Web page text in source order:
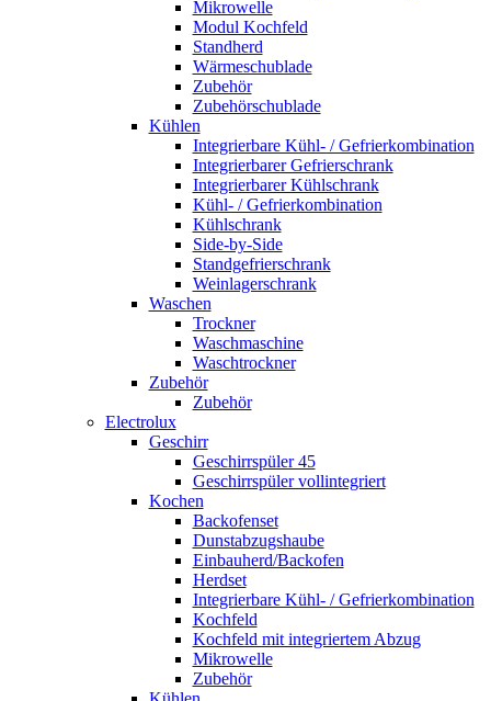
Mikrowelle
Modul Kochfeld
Standherd
Wärmeschublade
Zubehör
Zubehörschublade
Kühlen
Integrierbare Kühl- / Gefrierkombination
Integrierbarer Gefrierschrank
Integrierbarer Kühlschrank
Kühl- / Gefrierkombination
Kühlschrank
Side-by-Side
Standgefrierschrank
Weinlagerschrank
Waschen
Trockner
Waschmaschine
Waschtrockner
Zubehör
Zubehör
Electrolux
Geschirr
Geschirrspüler 45
Geschirrspüler vollintegriert
Kochen
Backofenset
Dunstabzugshaube
Einbauherd/Backofen
Herdset
Integrierbare Kühl- / Gefrierkombination
Kochfeld
Kochfeld mit integriertem Abzug
Mikrowelle
Zubehör